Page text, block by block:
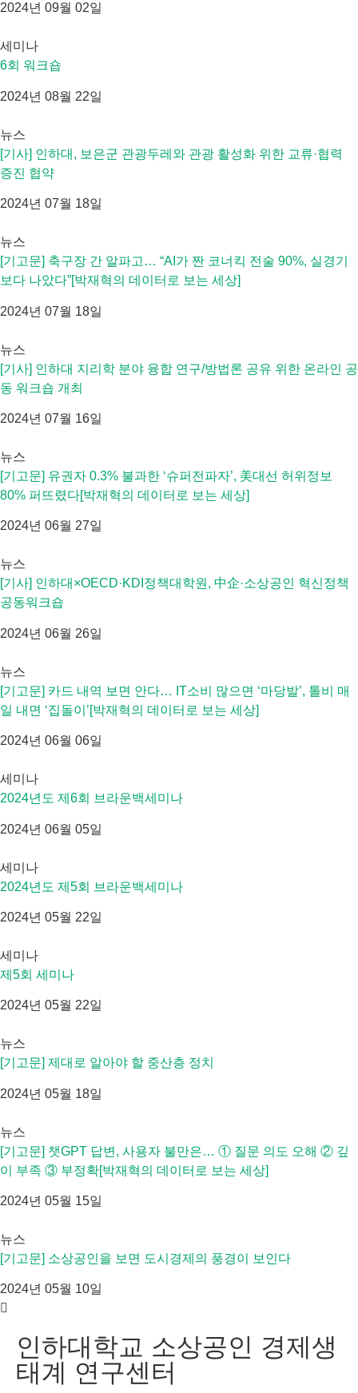
2024년 09월 02일
세미나
6회 워크숍
2024년 08월 22일
뉴스
[기사] 인하대, 보은군 관광두레와 관광 활성화 위한 교류·협력
증진 협약
2024년 07월 18일
뉴스
[기고문] 축구장 간 알파고… “AI가 짠 코너킥 전술 90%, 실경기
보다 나았다”[박재혁의 데이터로 보는 세상]
2024년 07월 18일
뉴스
[기사] 인하대 지리학 분야 융합 연구/방법론 공유 위한 온라인 공
동 워크숍 개최
2024년 07월 16일
뉴스
[기고문] 유권자 0.3% 불과한 ‘슈퍼전파자’, 美대선 허위정보
80% 퍼뜨렸다[박재혁의 데이터로 보는 세상]
2024년 06월 27일
뉴스
[기사] 인하대×OECD·KDI정책대학원, 中企·소상공인 혁신정책
공동워크숍
2024년 06월 26일
뉴스
[기고문] 카드 내역 보면 안다… IT소비 많으면 ‘마당발’, 톨비 매
일 내면 ‘집돌이’[박재혁의 데이터로 보는 세상]
2024년 06월 06일
세미나
2024년도 제6회 브라운백세미나
2024년 06월 05일
세미나
2024년도 제5회 브라운백세미나
2024년 05월 22일
세미나
제5회 세미나
2024년 05월 22일
뉴스
[기고문] 제대로 알아야 할 중산층 정치
2024년 05월 18일
뉴스
[기고문] 챗GPT 답변, 사용자 불만은… ① 질문 의도 오해 ② 깊
이 부족 ③ 부정확[박재혁의 데이터로 보는 세상]
2024년 05월 15일
뉴스
[기고문] 소상공인을 보면 도시경제의 풍경이 보인다
2024년 05월 10일
인하대학교 소상공인 경제생
태계 연구센터